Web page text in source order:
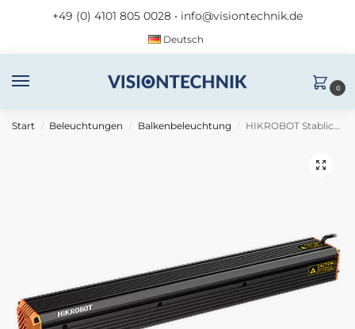
+49 (0) 4101 805 0028 • info@visiontechnik.de
Deutsch
0
Start / Beleuchtungen / Balkenbeleuchtung / HIKROBOT Stablicht MV-LLDS-H-700-30-IR850